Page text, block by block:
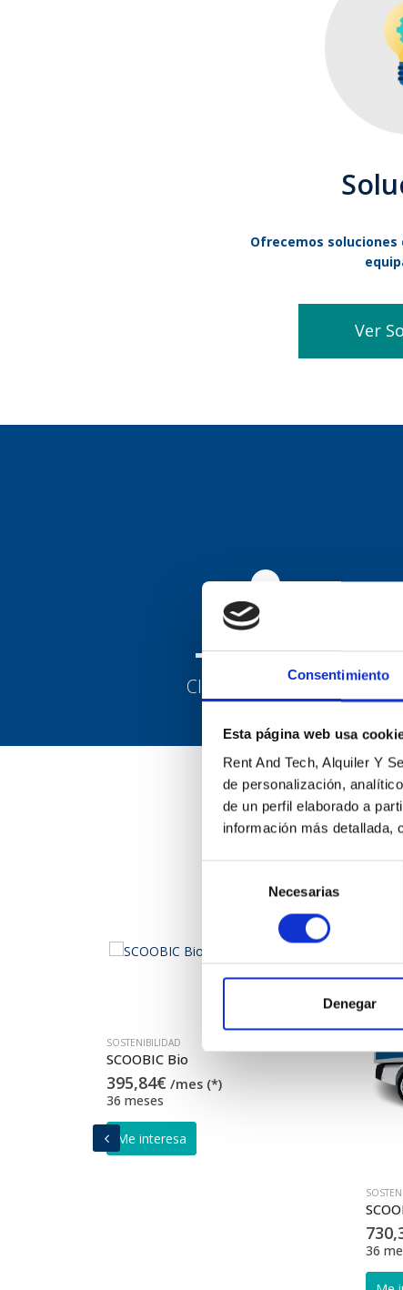
Consentimiento
Esta página web usa
Rent And Tech, Alquiler Y
de personalización,
de un perfil elaborado a
información más detallada,
consentimiento
Necesarias
Denegar
Ofrecemos
Ver
+7,000
Clientes satisfechos
Conoce
SOSTENIBILIDAD
SCOOBIC Bio
395,84€ /mes (*)
36 meses
36